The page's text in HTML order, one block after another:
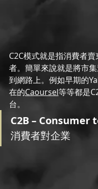
C2C模式就是指消費者
者。簡單來說就是將市
到網路上。例如早期的
在的Caoursel等等都是
台。
C2B – Consumer
消費者對企業